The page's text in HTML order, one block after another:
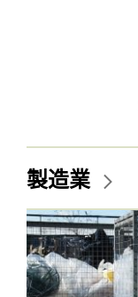
製造業